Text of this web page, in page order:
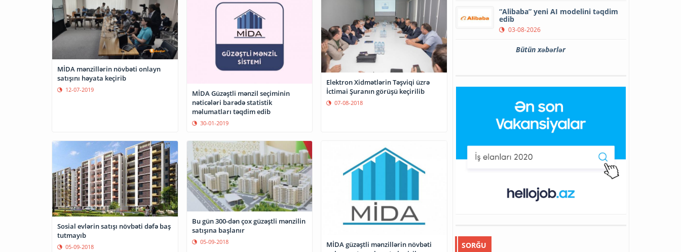
MİDA mənzillərin növbəti onlayn
satışını həyata keçirib
12-07-2019
MİDA Güzəştli mənzil seçiminin
nəticələri barədə statistik
məlumatları təqdim edib
30-01-2019
Elektron Xidmətlərin Təşviqi üzrə
İctimai Şuranın görüşü keçirilib
07-08-2018
Sosial evlərin satışı növbəti dəfə baş
tutmayıb
05-09-2018
Bu gün 300-dən çox güzəştli mənzilin
satışına başlanır
05-09-2018
MİDA güzəştli mənzillərin növbəti
“Alibaba” yeni AI modelini təqdim
edib
03-08-2026
Bütün xəbərlər
SORĞU